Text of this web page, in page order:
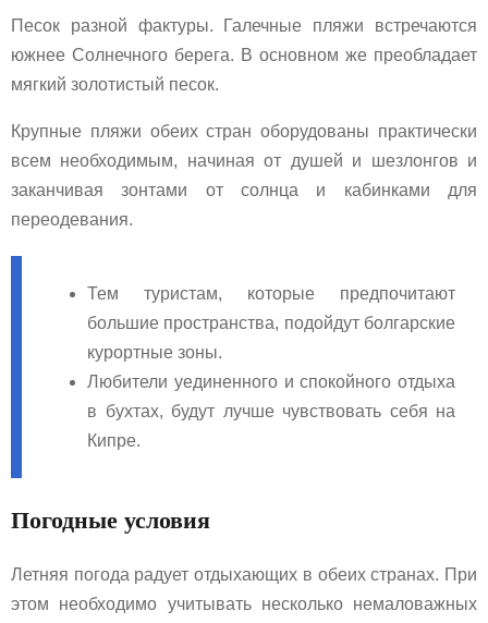
Песок разной фактуры. Галечные пляжи встречаются
южнее Солнечного берега. В основном же преобладает
мягкий золотистый песок.
Крупные пляжи обеих стран оборудованы практически
всем необходимым, начиная от душей и шезлонгов и
заканчивая зонтами от солнца и кабинками для
переодевания.
Тем туристам, которые предпочитают
большие пространства, подойдут болгарские
курортные зоны.
Любители уединенного и спокойного отдыха
в бухтах, будут лучше чувствовать себя на
Кипре.
Погодные условия
Летняя погода радует отдыхающих в обеих странах. При
этом необходимо учитывать несколько немаловажных